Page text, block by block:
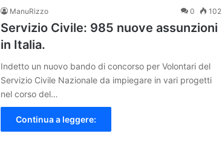
ManuRizzo 0 102
Servizio Civile: 985 nuove assunzioni
in Italia.
Indetto un nuovo bando di concorso per Volontari del
Servizio Civile Nazionale da impiegare in vari progetti
nel corso del…
Continua a leggere: